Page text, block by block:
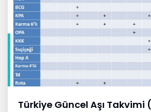
Türkiye Güncel Aşı Takvimi